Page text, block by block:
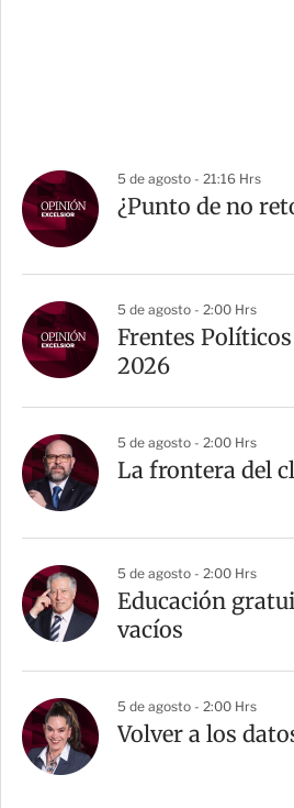
5 de agosto - 21:16 Hrs
¿Punto de no
5 de agosto - 2:00 Hrs
Frentes
2026
5 de agosto - 2:00 Hrs
La frontera del
5 de agosto - 2:00 Hrs
Educación
vacíos
5 de agosto - 2:00 Hrs
Volver a los